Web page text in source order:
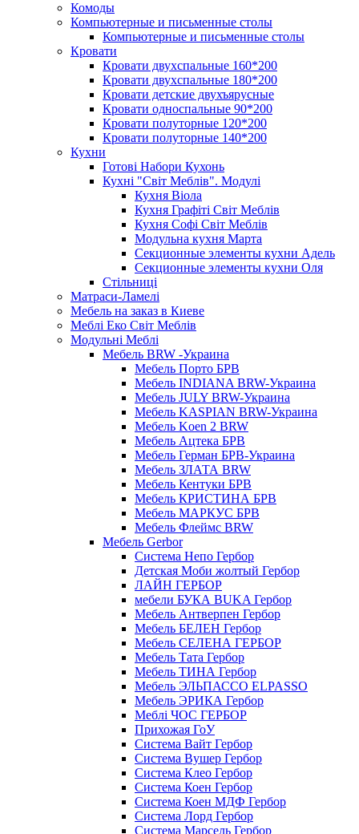
Комоды
Компьютерные и письменные столы
Компьютерные и письменные столы
Кровати
Кровати двухспальные 160*200
Кровати двухспальные 180*200
Кровати детские двухъярусные
Кровати односпальные 90*200
Кровати полуторные 120*200
Кровати полуторные 140*200
Кухни
Готові Набори Кухонь
Кухні "Світ Меблів". Модулі
Кухня Віола
Кухня Графіті Світ Меблів
Кухня Софі Світ Меблів
Модульна кухня Марта
Секционные элементы кухни Адель
Секционные элементы кухни Оля
Стільниці
Матраси-Ламелі
Мебель на заказ в Киеве
Меблі Еко Світ Меблів
Модульні Меблі
Мебель BRW -Украина
Мебель Порто БРВ
Мебель INDIANA BRW-Украина
Мебель JULY BRW-Украина
Мебель KASPIAN BRW-Украина
Мебель Koen 2 BRW
Мебель Ацтека БРВ
Мебель Герман БРВ-Украина
Мебель ЗЛАТА BRW
Мебель Кентуки БРВ
Мебель КРИСТИНА БРВ
Мебель МАРКУС БРВ
Мебель Флеймс BRW
Мебель Gerbor
Cистема Непо Гербор
Детская Моби жолтый Гербор
ЛАЙН ГЕРБОР
мебели БУКА BUKA Гербор
Мебель Антверпен Гербор
Мебель БЕЛЕН Гербор
Мебель СЕЛЕНА ГЕРБОР
Мебель Тата Гербор
Мебель ТИНА Гербор
Мебель ЭЛЬПАССО ELPASSO
Мебель ЭРИКА Гербор
Меблі ЧОС ГЕРБОР
Прихожая ГоУ
Система Вайт Гербор
Система Вушер Гербор
Система Клео Гербор
Система Коен Гербор
Система Коен МДФ Гербор
Система Лорд Гербор
Система Марсель Гербор